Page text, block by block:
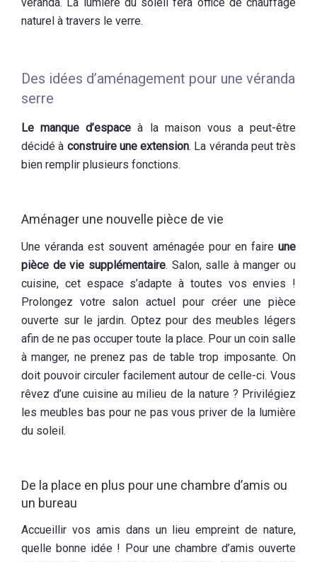
véranda. La lumière du soleil fera office de chauffage
naturel à travers le verre.
Des idées d’aménagement pour une véranda
serre
Le manque d’espaceà la maison vous a peut-être
décidé à construire une extension. La véranda peut très
bien remplir plusieurs fonctions.
Aménager une nouvelle pièce de vie
Une véranda est souvent aménagée pour en faireune
pièce de vie supplémentaire. Salon, salle à manger ou
cuisine, cet espace s’adapte à toutes vos envies !
Prolongez votre salon actuel pour créer une pièce
ouverte sur le jardin. Optez pour des meubles légers
afin de ne pas occuper toute la place. Pour un coin salle
à manger, ne prenez pas de table trop imposante. On
doit pouvoir circuler facilement autour de celle-ci. Vous
rêvez d’une cuisine au milieu de la nature ? Privilégiez
les meubles bas pour ne pas vous priver de la lumière
du soleil.
De la place en plus pour une chambre d’amis ou
un bureau
Accueillir vos amis dans un lieu empreint de nature,
quelle bonne idée ! Pour une chambre d’amis ouverte